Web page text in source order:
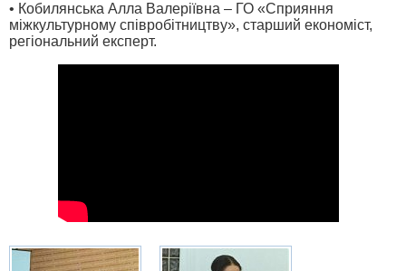
• Кобилянська Алла Валеріївна – ГО «Сприяння
міжкультурному співробітництву», старший економіст,
регіональний експерт.